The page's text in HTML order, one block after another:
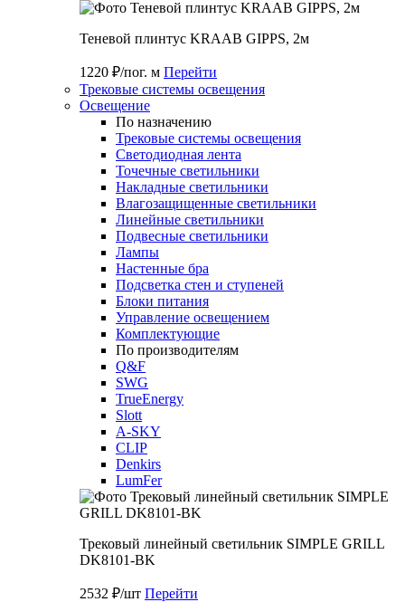
Теневой плинтус KRAAB GIPPS, 2м
1220 ₽/пог. м Перейти
Трековые системы освещения
Освещение
По назначению
Трековые системы освещения
Светодиодная лента
Точечные светильники
Накладные светильники
Влагозащищенные светильники
Линейные светильники
Подвесные светильники
Лампы
Настенные бра
Подсветка стен и ступеней
Блоки питания
Управление освещением
Комплектующие
По производителям
Q&F
SWG
TrueEnergy
Slott
A-SKY
CLIP
Denkirs
LumFer
Трековый линейный светильник SIMPLE GRILL
DK8101-BK
2532 ₽/шт Перейти